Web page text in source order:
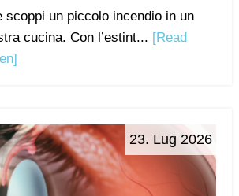
scoppi un piccolo incendio in un
cucina. Con l’estint... [Read
23. Lug 2026